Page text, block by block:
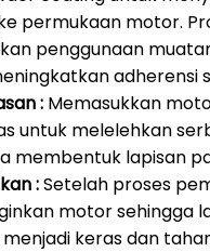
permukaan motor.
penggunaan
adherensi
: Memasukkan
untuk melelehkan
membentuk lapisan
:Setelah proses
motor sehingga
keras dan